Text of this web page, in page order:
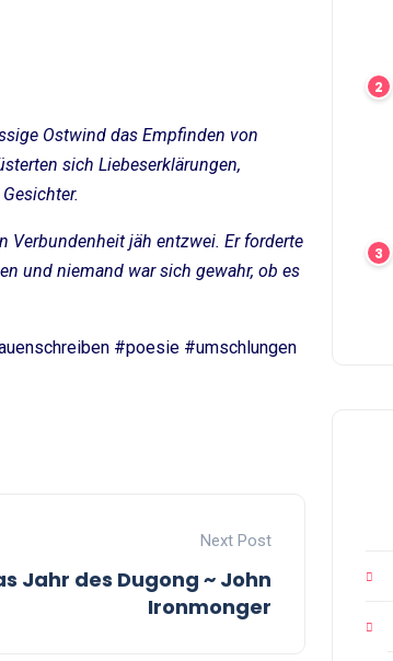
Ostwind das Empfinden von
sich Liebeserklärungen,
Verbundenheit jäh entzwei. Er forderte
und niemand war sich gewahr, ob es
#poesie #umschlungen
Next Post
Jahr des Dugong ~ John
Ironmonger